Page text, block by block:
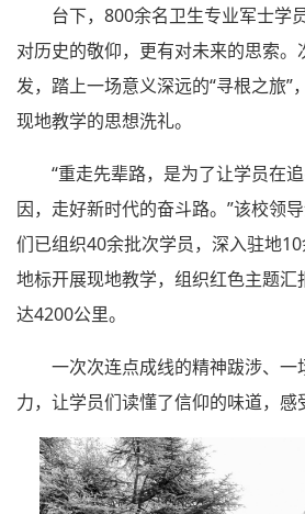
台下，800余名卫生专业军士学
对历史的敬仰，更有对未来的思索。
发，踏上一场意义深远的“寻根之旅”
现地教学的思想洗礼。
“重走先辈路，是为了让学员在
因，走好新时代的奋斗路。”该校领
们已组织40余批次学员，深入驻地
地标开展现地教学，组织红色主题汇
达4200公里。
一次次连点成线的精神跋涉、
力，让学员们读懂了信仰的味道，感